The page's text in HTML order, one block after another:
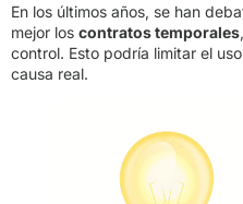
En los últimos años, se han
mejor los contratos temporales
control. Esto podría limitar el
causa real.